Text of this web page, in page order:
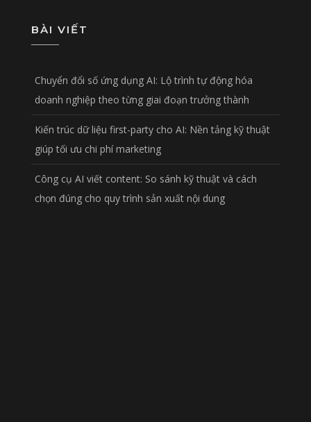
BÀI VIẾT
Chuyển đổi số ứng dụng AI: Lộ trình tự động hóa
doanh nghiệp theo từng giai đoạn trưởng thành
Kiến trúc dữ liệu first-party cho AI: Nền tảng kỹ thuật
giúp tối ưu chi phí marketing
Công cụ AI viết content: So sánh kỹ thuật và cách
chọn đúng cho quy trình sản xuất nội dung